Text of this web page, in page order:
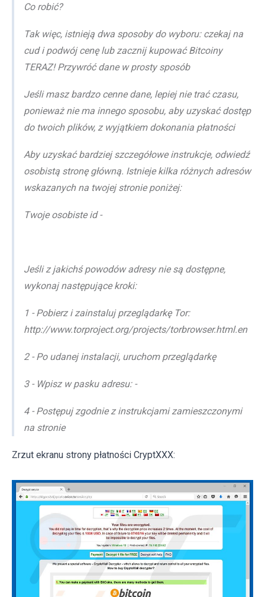
Co robić?
Tak więc, istnieją dwa sposoby do wyboru: czekaj na
cud i podwój cenę lub zacznij kupować Bitcoiny
TERAZ! Przywróć dane w prosty sposób
Jeśli masz bardzo cenne dane, lepiej nie trać czasu,
ponieważ nie ma innego sposobu, aby uzyskać dostęp
do twoich plików, z wyjątkiem dokonania płatności
Aby uzyskać bardziej szczegółowe instrukcje, odwiedź
osobistą stronę główną. Istnieje kilka różnych adresów
wskazanych na twojej stronie poniżej:
Twoje osobiste id -
Jeśli z jakichś powodów adresy nie są dostępne,
wykonaj następujące kroki:
1 - Pobierz i zainstaluj przeglądarkę Tor:
http://www.torproject.org/projects/torbrowser.html.en
2 - Po udanej instalacji, uruchom przeglądarkę
3 - Wpisz w pasku adresu: -
4 - Postępuj zgodnie z instrukcjami zamieszczonymi
na stronie
Zrzut ekranu strony płatności CryptXXX: